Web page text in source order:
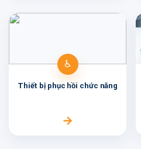
♿
Thiết bị phục hồi chức năng
→